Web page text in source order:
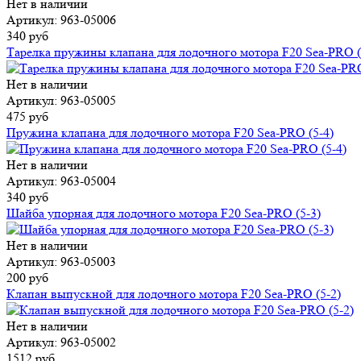
Нет в наличии
Артикул: 963-05006
340 руб
Тарелка пружины клапана для лодочного мотора F20 Sea-PRO
Нет в наличии
Артикул: 963-05005
475 руб
Пружина клапана для лодочного мотора F20 Sea-PRO (5-4)
Нет в наличии
Артикул: 963-05004
340 руб
Шайба упорная для лодочного мотора F20 Sea-PRO (5-3)
Нет в наличии
Артикул: 963-05003
200 руб
Клапан выпускной для лодочного мотора F20 Sea-PRO (5-2)
Нет в наличии
Артикул: 963-05002